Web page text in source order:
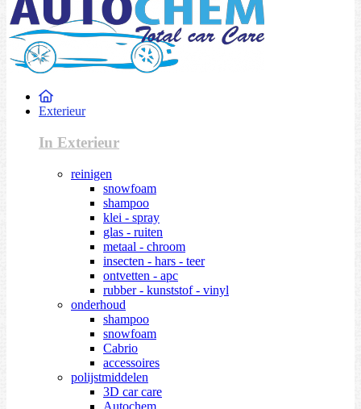
Exterieur
In Exterieur
reinigen
snowfoam
shampoo
klei - spray
glas - ruiten
metaal - chroom
insecten - hars - teer
ontvetten - apc
rubber - kunststof - vinyl
onderhoud
shampoo
snowfoam
Cabrio
accessoires
polijstmiddelen
3D car care
Autochem